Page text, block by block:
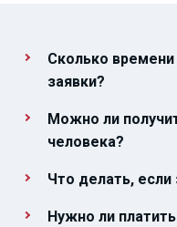
Сколько
заявки?
Можно ли
человека?
Что делать,
Нужно ли